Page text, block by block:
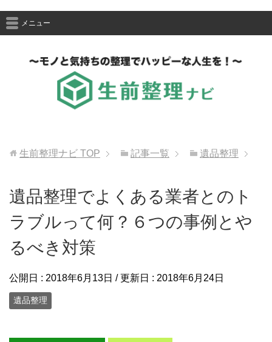
メニュー
生前整理ナビ TOP 記事一覧 遺品整理
遺品整理でよくある業者とのト
ラブルって何？６つの事例とや
るべき対策
公開日 : 2018年6月13日 / 更新日 : 2018年6月24日
遺品整理